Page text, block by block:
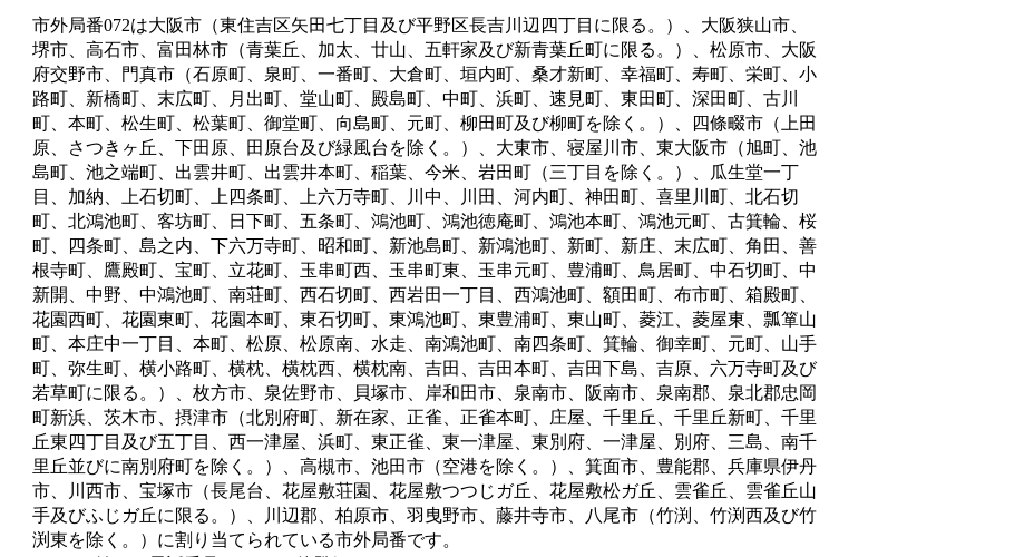
市外局番072は大阪市（東住吉区矢田七丁目及び平野区長吉川辺四丁目に限る。）、大阪狭山市、
堺市、高石市、富田林市（青葉丘、加太、廿山、五軒家及び新青葉丘町に限る。）、松原市、大阪
府交野市、門真市（石原町、泉町、一番町、大倉町、垣内町、桑才新町、幸福町、寿町、栄町、小
路町、新橋町、末広町、月出町、堂山町、殿島町、中町、浜町、速見町、東田町、深田町、古川
町、本町、松生町、松葉町、御堂町、向島町、元町、柳田町及び柳町を除く。）、四條畷市（上田
原、さつきヶ丘、下田原、田原台及び緑風台を除く。）、大東市、寝屋川市、東大阪市（旭町、池
島町、池之端町、出雲井町、出雲井本町、稲葉、今米、岩田町（三丁目を除く。）、瓜生堂一丁
目、加納、上石切町、上四条町、上六万寺町、川中、川田、河内町、神田町、喜里川町、北石切
町、北鴻池町、客坊町、日下町、五条町、鴻池町、鴻池徳庵町、鴻池本町、鴻池元町、古箕輪、桜
町、四条町、島之内、下六万寺町、昭和町、新池島町、新鴻池町、新町、新庄、末広町、角田、善
根寺町、鷹殿町、宝町、立花町、玉串町西、玉串町東、玉串元町、豊浦町、鳥居町、中石切町、中
新開、中野、中鴻池町、南荘町、西石切町、西岩田一丁目、西鴻池町、額田町、布市町、箱殿町、
花園西町、花園東町、花園本町、東石切町、東鴻池町、東豊浦町、東山町、菱江、菱屋東、瓢箪山
町、本庄中一丁目、本町、松原、松原南、水走、南鴻池町、南四条町、箕輪、御幸町、元町、山手
町、弥生町、横小路町、横枕、横枕西、横枕南、吉田、吉田本町、吉田下島、吉原、六万寺町及び
若草町に限る。）、枚方市、泉佐野市、貝塚市、岸和田市、泉南市、阪南市、泉南郡、泉北郡忠岡
町新浜、茨木市、摂津市（北別府町、新在家、正雀、正雀本町、庄屋、千里丘、千里丘新町、千里
丘東四丁目及び五丁目、西一津屋、浜町、東正雀、東一津屋、東別府、一津屋、別府、三島、南千
里丘並びに南別府町を除く。）、高槻市、池田市（空港を除く。）、箕面市、豊能郡、兵庫県伊丹
市、川西市、宝塚市（長尾台、花屋敷荘園、花屋敷つつじガ丘、花屋敷松ガ丘、雲雀丘、雲雀丘山
手及びふじガ丘に限る。）、川辺郡、柏原市、羽曳野市、藤井寺市、八尾市（竹渕、竹渕西及び竹
渕東を除く。） に割り当てられている市外局番です。